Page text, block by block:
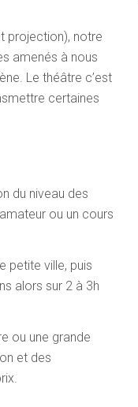
projection), notre
amenés à nous
Le théâtre c’est
certaines
du niveau des
ou un cours
petite ville, puis
alors sur 2 à 3h
ou une grande
et des